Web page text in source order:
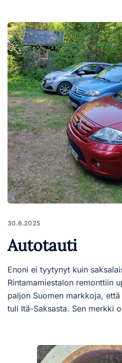
30.6.2025
Autotauti
Enoni ei tyytynyt kuin
Rintamamiestalon remonttiin
paljon Suomen markkoja,
tuli Itä-Saksasta. Sen merkki